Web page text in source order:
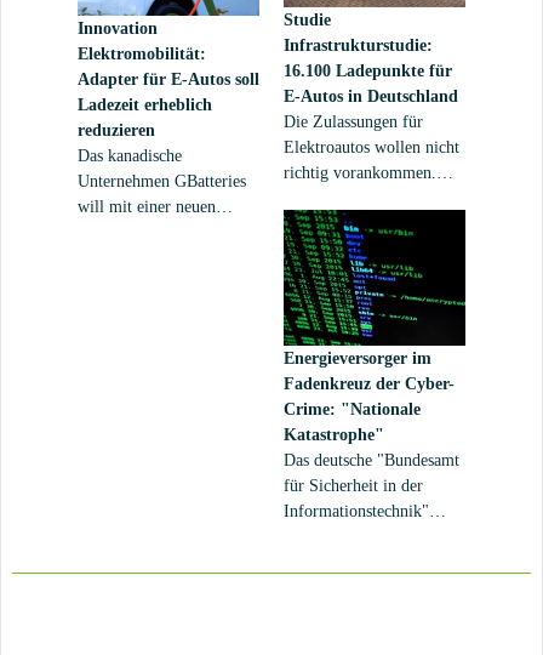
soll ein neuer Anlauf
erfolgen – mit Hilfe eines
Roboters.
Studie
Infrastrukturstudie:
16.100 Ladepunkte für
E-Autos in Deutschland
Die Zulassungen für
Elektroautos wollen nicht
richtig vorankommen.
Infrastruktur bei den
Ladepunkten. Der
Bundesverbandes der
Energie- und
Wasserwirtschaft (BDEW)
veröffentlichte nun
aktuelle Zahlen zur
Anzahl der Ladepunkte in
Deutschland.
Innovation
Elektromobilität:
Adapter für E-Autos soll
Ladezeit erheblich
reduzieren
Das kanadische
Unternehmen GBatteries
will mit einer neuen
Energieversorger im
Fadenkreuz der Cyber-
Crime: "Nationale
Katastrophe"
Das deutsche "Bundesamt
für Sicherheit in der
Informationstechnik"